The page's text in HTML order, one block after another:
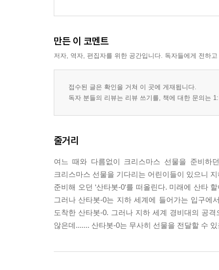
만든 이 코멘트
저자, 역자, 편집자를 위한 공간입니다. 독자들에게 전하
접수된 글은 확인을 거쳐 이 곳에 게재됩니다.
독자 분들의 리뷰는 리뷰 쓰기를, 책에 대한 문의는
줄거리
여느 때와 다름없이 크리스마스 선물을 준비
크리스마스 선물을 기다리는 어린이들이 있으니
준비해 오던 ‘산타봇-0‘를 떠올린다. 미래에 산타
그러나 산타봇-0는 지하 세계에 들어가는 입구
도착한 산타봇-0. 그러나 지하 세계 경비대의 공
않은데....... 산타봇-0는 무사히 선물을 전달할 수